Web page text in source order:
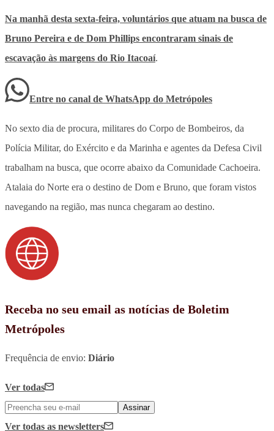
Na manhã desta sexta-feira, voluntários que atuam na busca de
Bruno Pereira e de Dom Phillips encontraram sinais de
escavação às margens do Rio Itacoaí.
Entre no canal de WhatsApp do Metrópoles
No sexto dia de procura, militares do Corpo de Bombeiros, da
Polícia Militar, do Exército e da Marinha e agentes da Defesa Civil
trabalham na busca, que ocorre abaixo da Comunidade Cachoeira.
Atalaia do Norte era o destino de Dom e Bruno, que foram vistos
navegando na região, mas nunca chegaram ao destino.
Receba no seu email as notícias de Boletim
Metrópoles
Frequência de envio: Diário
Ver todas
Assinar
Ver todas as newsletters